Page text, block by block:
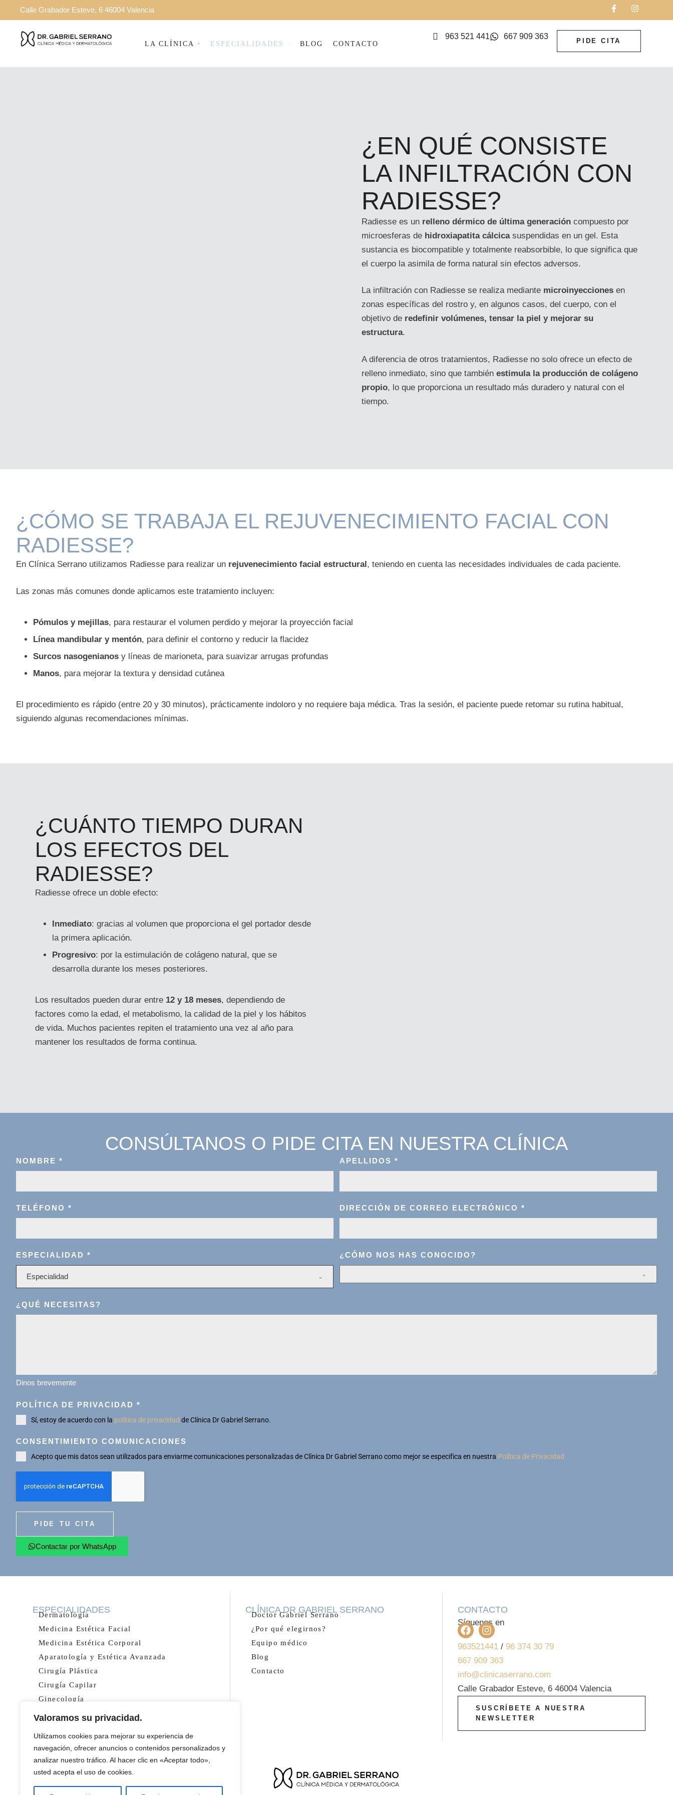
Valoramos su privacidad.
Utilizamos cookies para mejorar su experiencia de
navegación, ofrecer anuncios o contenidos personalizados y
analizar nuestro tráfico. Al hacer clic en «Aceptar todo»,
usted acepta el uso de cookies.
Calle Grabador Esteve, 6 46004 Valencia
LA CLÍNICA ESPECIALIDADES BLOG CONTACTO
963 521 441 667 909 363
PIDE CITA
¿EN QUÉ CONSISTE
LA INFILTRACIÓN CON
RADIESSE?
Radiesse es un relleno dérmico de última generación compuesto por
microesferas de hidroxiapatita cálcicasuspendidas en un gel. Esta
sustancia es biocompatible y totalmente reabsorbible, lo que significa que
el cuerpo la asimila de forma natural sin efectos adversos.
La infiltración con Radiesse se realiza mediante microinyecciones en
zonas específicas del rostro y, en algunos casos, del cuerpo, con el
objetivo de redefinir volúmenes, tensar la piel y mejorar su
estructura.
A diferencia de otros tratamientos, Radiesse no solo ofrece un efecto de
relleno inmediato, sino que también estimula la producción de colágeno
propio, lo que proporciona un resultado más duradero y natural con el
tiempo.
¿CÓMO SE TRABAJA EL REJUVENECIMIENTO FACIAL CON
RADIESSE?
En Clínica Serrano utilizamos Radiesse para realizar un rejuvenecimiento facial estructural, teniendo en cuenta las necesidades individuales de cada paciente.
Las zonas más comunes donde aplicamos este tratamiento incluyen:
Pómulos y mejillas, para restaurar el volumen perdido y mejorar la proyección facial
Línea mandibular y mentón, para definir el contorno y reducir la flacidez
Surcos nasogenianos y líneas de marioneta, para suavizar arrugas profundas
Manos, para mejorar la textura y densidad cutánea
El procedimiento es rápido (entre 20 y 30 minutos), prácticamente indoloro y no requiere baja médica. Tras la sesión, el paciente puede retomar su rutina habitual,
siguiendo algunas recomendaciones mínimas.
¿CUÁNTO TIEMPO DURAN
LOS EFECTOS DEL
RADIESSE?
Radiesse ofrece un doble efecto:
Inmediato: gracias al volumen que proporciona el gel portador desde
la primera aplicación.
Progresivo: por la estimulación de colágeno natural, que se
desarrolla durante los meses posteriores.
Los resultados pueden durar entre 12 y 18 meses, dependiendo de
factores como la edad, el metabolismo, la calidad de la piel y los hábitos
de vida. Muchos pacientes repiten el tratamiento una vez al año para
mantener los resultados de forma continua.
CONSÚLTANOS O PIDE CITA EN NUESTRA CLÍNICA
NOMBRE * APELLIDOS *
TELÉFONO * DIRECCIÓN DE CORREO ELECTRÓNICO *
ESPECIALIDAD *
Especialidad
¿CÓMO NOS HAS CONOCIDO?
¿QUÉ NECESITAS?
Dinos brevemente
POLÍTICA DE PRIVACIDAD *
Sí, estoy de acuerdo con la política de privacidad de Clínica Dr Gabriel Serrano.
CONSENTIMIENTO COMUNICACIONES
Acepto que mis datos sean utilizados para enviarme comunicaciones personalizadas de Clínica Dr Gabriel Serrano como mejor se especifica en nuestra Política de Privacidad
PIDE TU CITA
Contactar por WhatsApp
ESPECIALIDADES
Dermatología
Medicina Estética Facial
Medicina Estética Corporal
Aparatología y Estética Avanzada
Cirugía Plástica
Cirugía Capilar
Ginecología
CLÍNICA DR GABRIEL SERRANO
Doctor Gabriel Serrano
¿Por qué elegirnos?
Equipo médico
Blog
Contacto
CONTACTO
Síguenos en
963521441 / 96 374 30 79
667 909 363
info@clinicaserrano.com
Calle Grabador Esteve, 6 46004 Valencia
SUSCRÍBETE A NUESTRA
NEWSLETTER